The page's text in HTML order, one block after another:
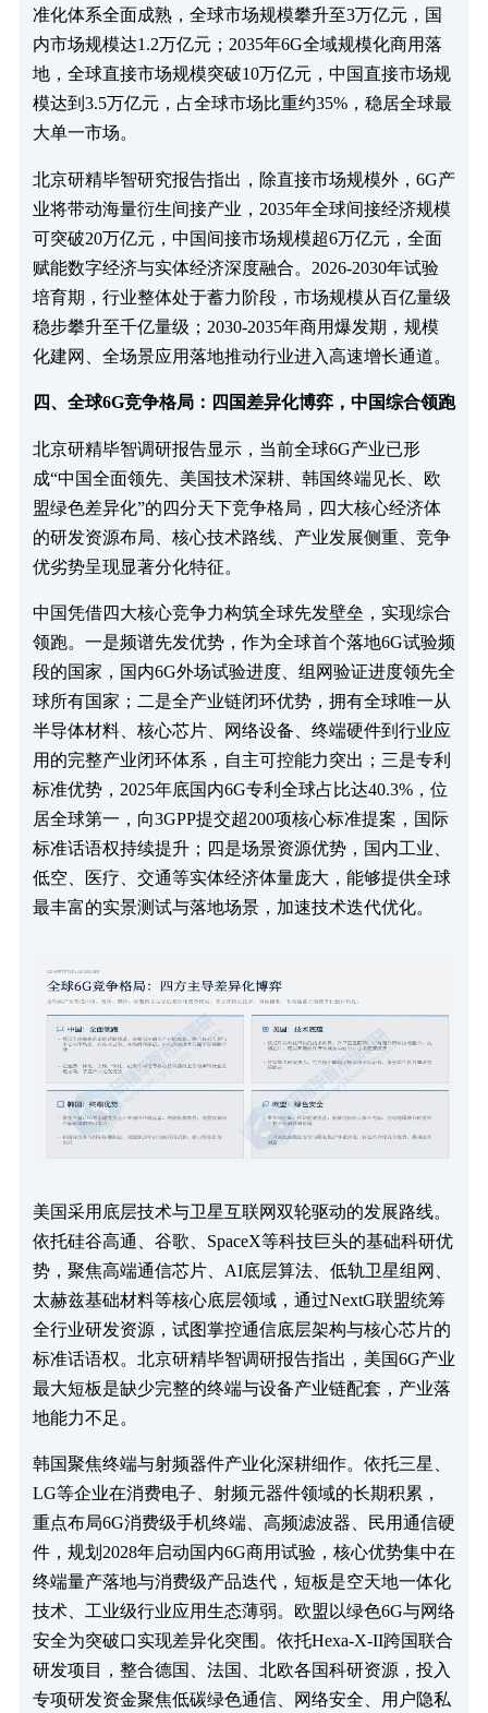
准化体系全面成熟，全球市场规模攀升至3万亿元，国
内市场规模达1.2万亿元；2035年6G全域规模化商用落
地，全球直接市场规模突破10万亿元，中国直接市场规
模达到3.5万亿元，占全球市场比重约35%，稳居全球最
大单一市场。
北京研精毕智研究报告指出，除直接市场规模外，6G产
业将带动海量衍生间接产业，2035年全球间接经济规模
可突破20万亿元，中国间接市场规模超6万亿元，全面
赋能数字经济与实体经济深度融合。2026-2030年试验
培育期，行业整体处于蓄力阶段，市场规模从百亿量级
稳步攀升至千亿量级；2030-2035年商用爆发期，规模
化建网、全场景应用落地推动行业进入高速增长通道。
四、全球6G竞争格局：四国差异化博弈，中国综合领跑
北京研精毕智调研报告显示，当前全球6G产业已形
成“中国全面领先、美国技术深耕、韩国终端见长、欧
盟绿色差异化”的四分天下竞争格局，四大核心经济体
的研发资源布局、核心技术路线、产业发展侧重、竞争
优劣势呈现显著分化特征。
中国凭借四大核心竞争力构筑全球先发壁垒，实现综合
领跑。一是频谱先发优势，作为全球首个落地6G试验频
段的国家，国内6G外场试验进度、组网验证进度领先全
球所有国家；二是全产业链闭环优势，拥有全球唯一从
半导体材料、核心芯片、网络设备、终端硬件到行业应
用的完整产业闭环体系，自主可控能力突出；三是专利
标准优势，2025年底国内6G专利全球占比达40.3%，位
居全球第一，向3GPP提交超200项核心标准提案，国际
标准话语权持续提升；四是场景资源优势，国内工业、
低空、医疗、交通等实体经济体量庞大，能够提供全球
最丰富的实景测试与落地场景，加速技术迭代优化。
美国采用底层技术与卫星互联网双轮驱动的发展路线。
依托硅谷高通、谷歌、SpaceX等科技巨头的基础科研优
势，聚焦高端通信芯片、AI底层算法、低轨卫星组网、
太赫兹基础材料等核心底层领域，通过NextG联盟统筹
全行业研发资源，试图掌控通信底层架构与核心芯片的
标准话语权。北京研精毕智调研报告指出，美国6G产业
最大短板是缺少完整的终端与设备产业链配套，产业落
地能力不足。
韩国聚焦终端与射频器件产业化深耕细作。依托三星、
LG等企业在消费电子、射频元器件领域的长期积累，
重点布局6G消费级手机终端、高频滤波器、民用通信硬
件，规划2028年启动国内6G商用试验，核心优势集中在
终端量产落地与消费级产品迭代，短板是空天地一体化
技术、工业级行业应用生态薄弱。欧盟以绿色6G与网络
安全为突破口实现差异化突围。依托Hexa-X-II跨国联合
研发项目，整合德国、法国、北欧各国科研资源，投入
专项研发资金聚焦低碳绿色通信、网络安全、用户隐私